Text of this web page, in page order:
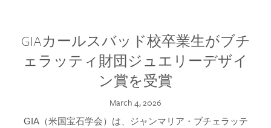
GIAカールスバッド校卒業生がブチ
ェラッティ財団ジュエリーデザイ
ン賞を受賞
March 4, 2026
GIA（米国宝石学会）は、ジャンマリア・ブチェラッテ